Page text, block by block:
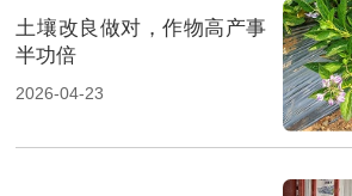
土壤改良做对，作物高产事
半功倍
2026-04-23